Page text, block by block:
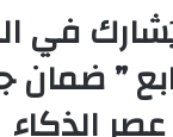
في
” ضمان